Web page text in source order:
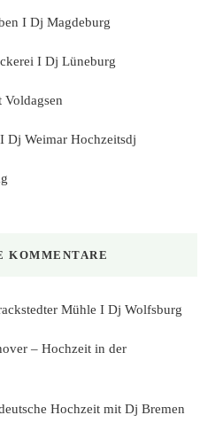
I Dj Magdeburg
I Dj Lüneburg
Dj Weimar Hochzeitsdj
KOMMENTARE
Mühle I Dj Wolfsburg
– Hochzeit in der
Hochzeit mit Dj Bremen